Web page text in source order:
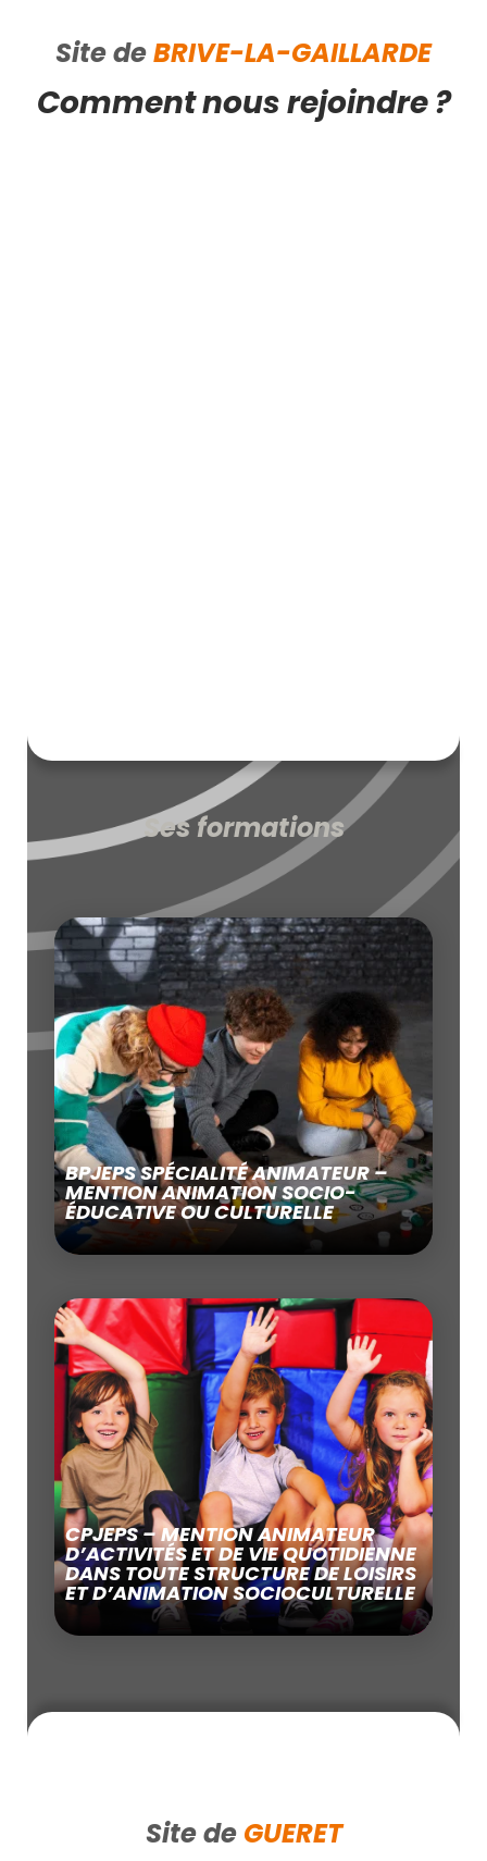
Site deBRIVE-LA-GAILLARDE
Comment nous rejoindre ?
Ses formations
BPJEPS SPÉCIALITÉ ANIMATEUR –
MENTION ANIMATION SOCIO-
ÉDUCATIVE OU CULTURELLE
CPJEPS – MENTION ANIMATEUR
D’ACTIVITÉS ET DE VIE QUOTIDIENNE
DANS TOUTE STRUCTURE DE LOISIRS
ET D’ANIMATION SOCIOCULTURELLE
Site de GUERET